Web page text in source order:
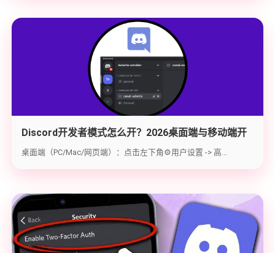
Discord开发者模式怎么开？2026桌面端与移动端开
启教程与获取ID指南
桌面端（PC/Mac/网页端）：点击左下角⚙️用户设置 -> 高...